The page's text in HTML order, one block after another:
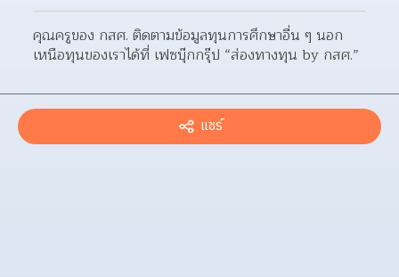
คุณครูของ กสศ. ติดตามข้อมูลทุนการศึกษาอื่น ๆ นอก
เหนือทุนของเราได้ที่ เฟซบุ๊กกรุ๊ป “ส่องทางทุน by กสศ.”
แชร์